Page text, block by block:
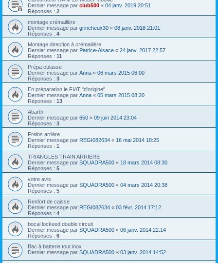
Dernier message par club500 « 04 janv. 2019 20:51
Réponses : 2
montage crémaillère
Dernier message par grincheux30 « 08 janv. 2018 21:01
Réponses : 4
Montage direction à crémaillère
Dernier message par Patrice-Alsace « 24 janv. 2017 22:57
Réponses : 11
Prépa culasse
Dernier message par Anna « 06 mars 2015 06:00
Réponses : 3
En préparation le FIAT "d'origine"
Dernier message par Anna « 05 mars 2015 08:20
Réponses : 13
Abarth
Dernier message par 650 « 09 juin 2014 23:04
Réponses : 3
Freins arrière
Dernier message par REGI082634 « 16 mai 2014 18:25
Réponses : 1
TRIANGLES TRAIN ARRIERE
Dernier message par SQUADRA500 « 18 mars 2014 08:30
Réponses : 5
votre avis
Dernier message par SQUADRA500 « 04 mars 2014 20:38
Réponses : 5
Renfort de caisse
Dernier message par REGI082634 « 03 févr. 2014 17:12
Réponses : 4
bocal lockeed double circuit
Dernier message par SQUADRA500 « 06 janv. 2014 22:14
Réponses : 6
Bac à batterie tout inox
Dernier message par SQUADRA500 « 03 janv. 2014 14:52